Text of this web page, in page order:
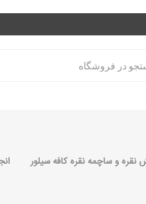
و ساچمه نقره کافه سیلور